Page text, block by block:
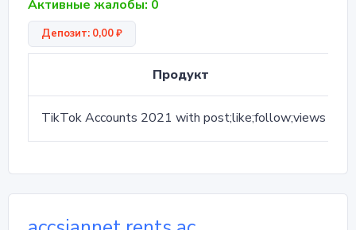
Активные жалобы: 0
Депозит: 0,00 ₽
Продукт
TikTok Accounts 2021 with post;like;follow;views